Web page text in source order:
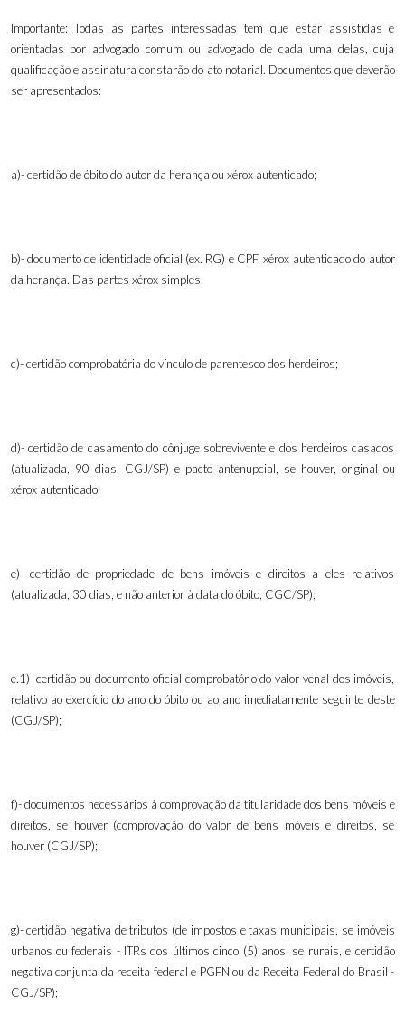
Importante: Todas as partes interessadas tem que estar assistidas e
orientadas por advogado comum ou advogado de cada uma delas, cuja
qualificação e assinatura constarão do ato notarial. Documentos que deverão
ser apresentados:
a)- certidão de óbito do autor da herança ou xérox autenticado;
b)- documento de identidade oficial (ex. RG) e CPF, xérox autenticado do autor
da herança. Das partes xérox simples;
c)- certidão comprobatória do vínculo de parentesco dos herdeiros;
d)- certidão de casamento do cônjuge sobrevivente e dos herdeiros casados
(atualizada, 90 dias, CGJ/SP) e pacto antenupcial, se houver, original ou
xérox autenticado;
e)- certidão de propriedade de bens imóveis e direitos a eles relativos
(atualizada, 30 dias, e não anterior à data do óbito, CGC/SP);
e.1)- certidão ou documento oficial comprobatório do valor venal dos imóveis,
relativo ao exercício do ano do óbito ou ao ano imediatamente seguinte deste
(CGJ/SP);
f)- documentos necessários à comprovação da titularidade dos bens móveis e
direitos, se houver (comprovação do valor de bens móveis e direitos, se
houver (CGJ/SP);
g)- certidão negativa de tributos (de impostos e taxas municipais, se imóveis
urbanos ou federais - ITRs dos últimos cinco (5) anos, se rurais, e certidão
negativa conjunta da receita federal e PGFN ou da Receita Federal do Brasil -
CGJ/SP);